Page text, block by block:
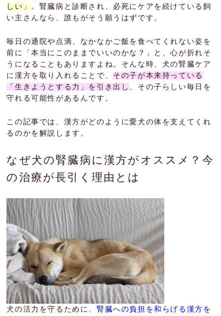
ブログ
治療例
患者様の声
お問い合わせ
JP EN
しい」
。腎臓病と診断され、必死にケアを続けている飼
い主さんなら、誰もがそう願うはずです。
毎日の通院や点滴、なかなかご飯を食べてくれない姿を
前に「本当にこのままでいいのかな？」と、心が折れそ
うになることもありますよね。そんな時、犬の腎臓ケア
に漢方を取り入れることで、 その子が本来持っている
「生きようとする力」を引き出し
、その子らしい毎日を
守れる可能性があるんです。
この記事では、漢方がどのように愛犬の体を支えてくれ
るのかを解説します。
なぜ犬の腎臓病に漢方がオススメ？今
の治療が長引く理由とは
犬の活力を守るために、腎臓への負担を和らげる漢方を